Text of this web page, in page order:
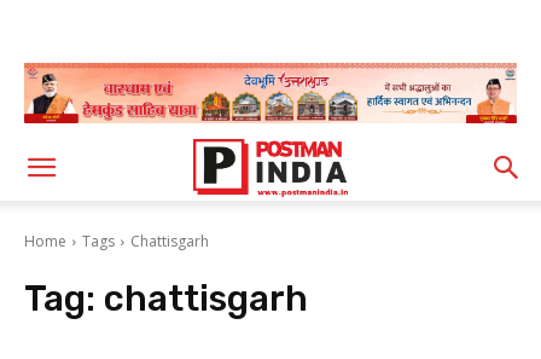
Home Tags Chattisgarh
Tag: chattisgarh